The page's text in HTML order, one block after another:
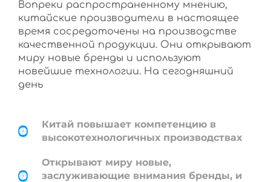
Вопреки распространенному мнению,
китайские производители в настоящее
время сосредоточены на производстве
качественной продукции. Они открывают
миру новые бренды и используют
новейшие технологии. На сегодняшний
день
Китай повышает компетенцию в
высокотехнологичных производствах
Открывают миру новые,
заслуживающие внимания бренды, и